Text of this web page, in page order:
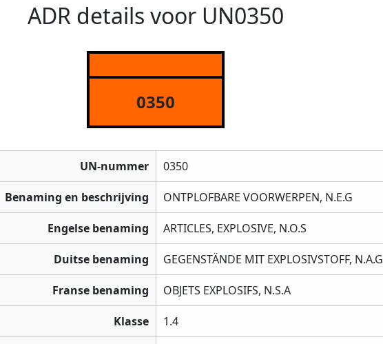
ADR details voor UN0350
0350
UN-nummer 0350
Benaming en beschrijving ONTPLOFBARE VOORWERPEN, N.E.G
Engelse benaming ARTICLES, EXPLOSIVE, N.O.S
Duitse benaming GEGENSTÄNDE MIT EXPLOSIVSTOFF, N.A.G
Franse benaming OBJETS EXPLOSIFS, N.S.A
Klasse 1.4